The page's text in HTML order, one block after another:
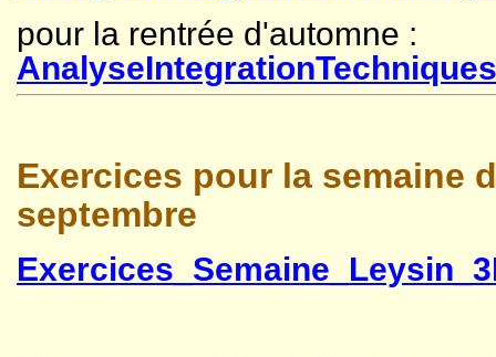
pour la rentrée d'automne :
Exercices pour la semaine
septembre